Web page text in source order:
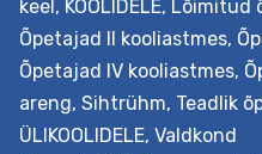
Õpetaja õpib
planeerima lõimingulist
readingLõiminguliste
loomine
keel, KOOLIDELE, Lõimitud
Õpetajad II kooliastmes,
Õpetajad IV kooliastmes,
areng, Sihtrühm, Teadlik
ÜLIKOOLIDELE, Valdkond